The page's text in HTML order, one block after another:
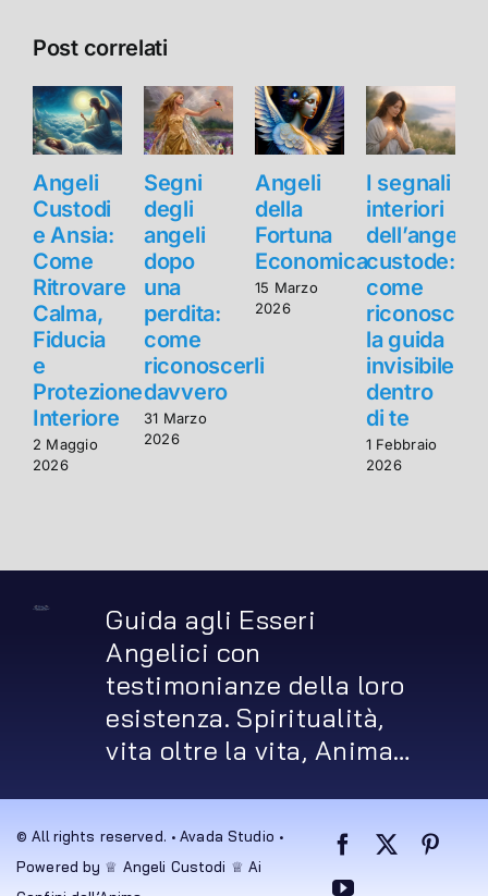
Post correlati
Angeli
Custodi
e Ansia:
Come
Ritrovare
Calma,
Fiducia
e
Protezione
Interiore
2 Maggio
2026
Segni
degli
angeli
dopo
una
perdita:
come
riconoscerli
davvero
31 Marzo
2026
Angeli
della
Fortuna
Economica
15 Marzo
2026
I segnali
interiori
dell’angelo
custode:
come
riconoscere
la guida
invisibile
dentro
di te
1 Febbraio
2026
Guida agli Esseri
Angelici con
testimonianze della loro
esistenza. Spiritualità,
vita oltre la vita, Anima…
© All rights reserved. • Avada Studio •
Powered by ♕ Angeli Custodi ♕ Ai